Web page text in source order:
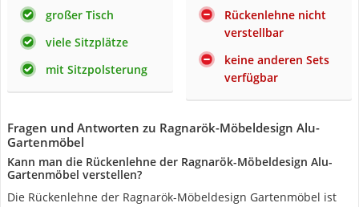
großer Tisch
viele Sitzplätze
mit Sitzpolsterung
Rückenlehne nicht
verstellbar
keine anderen Sets
verfügbar
Fragen und Antworten zu Ragnarök-Möbeldesign Alu-
Gartenmöbel
Kann man die Rückenlehne der Ragnarök-Möbeldesign Alu-
Gartenmöbel verstellen?
Die Rückenlehne der Ragnarök-Möbeldesign Gartenmöbel ist